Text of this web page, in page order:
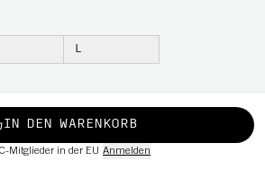
L
IN DEN WARENKORB
Mitglieder in der EU Anmelden